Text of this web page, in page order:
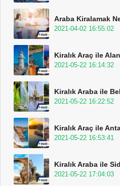
Araba Kiralamak
2021-04-02 16:55:02
Kiralık Araç ile
2021-05-22 16:14:32
Kiralık Araba ile
2021-05-22 16:22:52
Kiralık Araç ile
2021-05-22 16:53:41
Kiralık Araba ile
2021-05-22 17:04:03